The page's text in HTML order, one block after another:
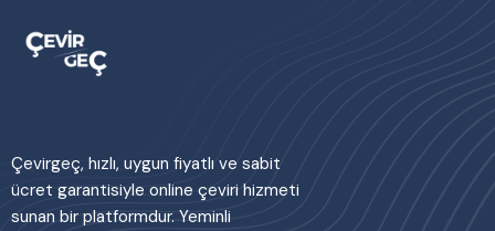
Çevirgeç, hızlı, uygun fiyatlı ve sabit
ücret garantisiyle online çeviri hizmeti
sunan bir platformdur. Yeminli